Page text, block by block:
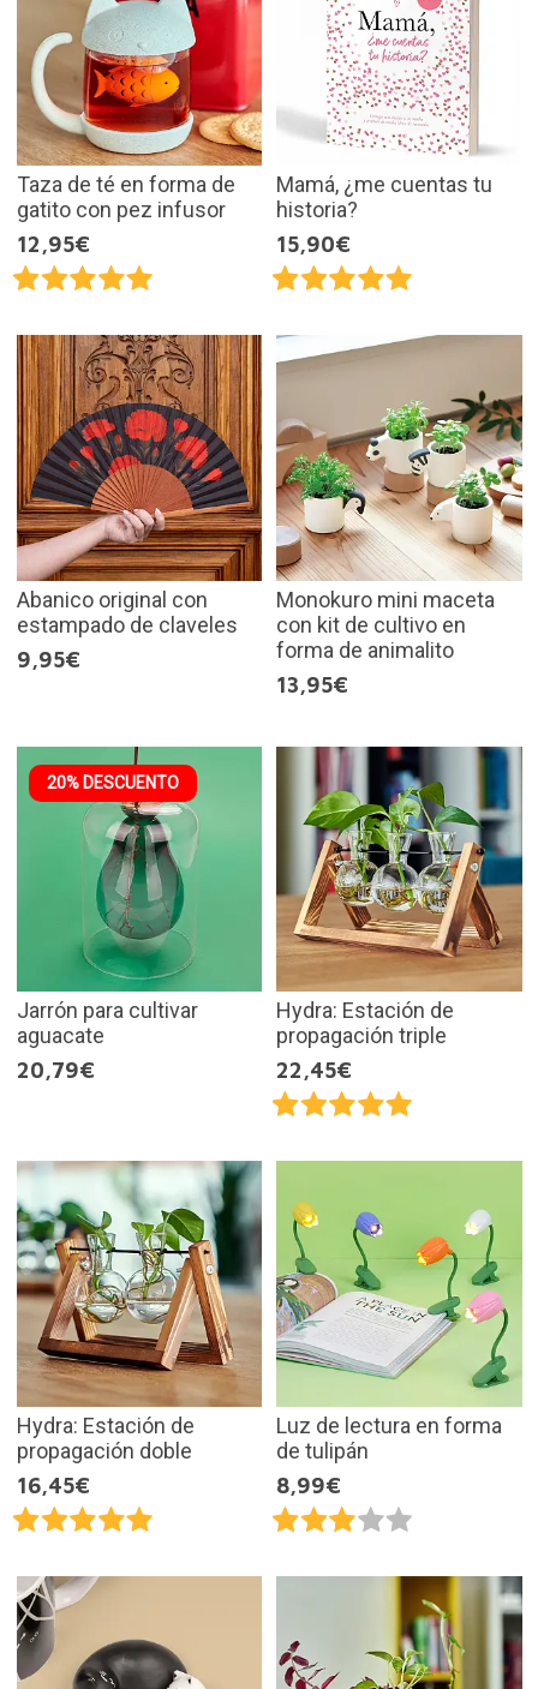
Taza de té en forma de
gatito con pez infusor
12,95€
Mamá, ¿me cuentas tu
historia?
15,90€
Abanico original con
estampado de claveles
9,95€
Monokuro mini maceta
con kit de cultivo en
forma de animalito
13,95€
20% DESCUENTO
Jarrón para cultivar
aguacate
20,79€
Hydra: Estación de
propagación triple
22,45€
Hydra: Estación de
propagación doble
16,45€
Luz de lectura en forma
de tulipán
8,99€